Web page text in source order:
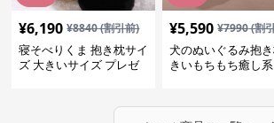
¥6,190 ¥8840(割引前)
寝そべりくま 抱き枕サイ
ズ 大きいサイズ プレゼ
¥5,590 ¥7990(割
犬のぬいぐるみ抱
きいもちもち癒し